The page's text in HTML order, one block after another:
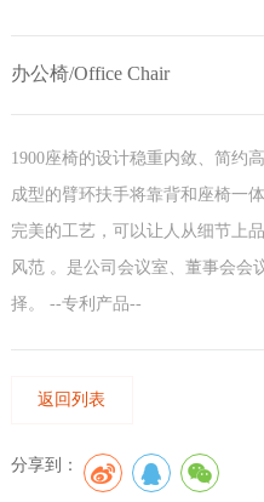
办公椅/Office Chair
1900座椅的设计稳重内敛、简约
成型的臂环扶手将靠背和座椅一
完美的工艺，可以让人从细节上
风范 。是公司会议室、董事会会
择。 --专利产品--
返回列表
分享到：